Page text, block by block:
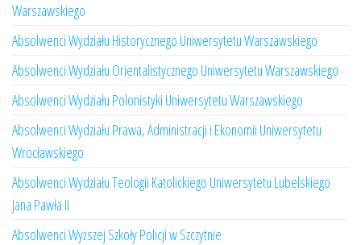
Warszawskiego
Absolwenci Wydziału Historycznego Uniwersytetu Warszawskiego
Absolwenci Wydziału Orientalistycznego Uniwersytetu Warszawskiego
Absolwenci Wydziału Polonistyki Uniwersytetu Warszawskiego
Absolwenci Wydziału Prawa, Administracji i Ekonomii Uniwersytetu
Wrocławskiego
Absolwenci Wydziału Teologii Katolickiego Uniwersytetu Lubelskiego
Jana Pawła II
Absolwenci Wyższej Szkoły Policji w Szczytnie